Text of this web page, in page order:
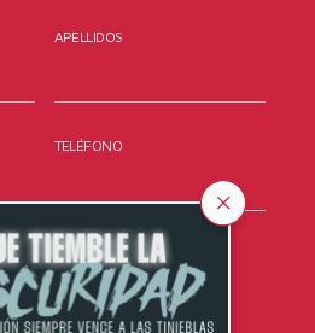
APELLIDOS
TELÉFONO